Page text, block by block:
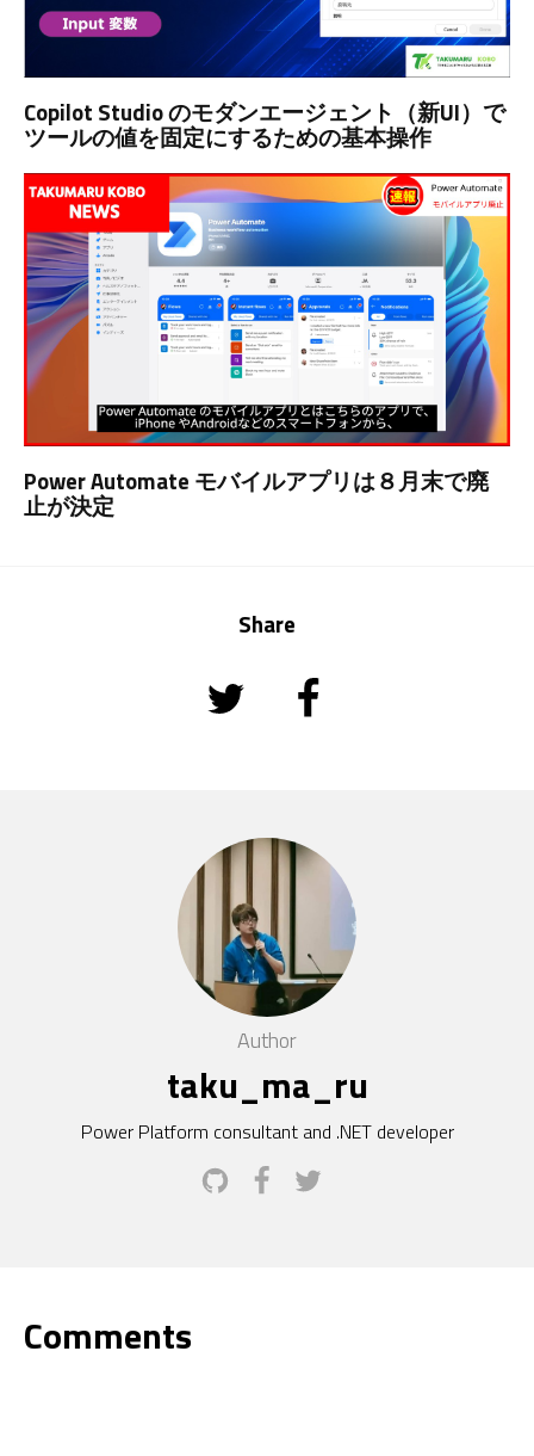
Copilot Studio のモダンエージェント（新UI）で
ツールの値を固定にするための基本操作
Power Automate モバイルアプリは８月末で廃
止が決定
Share
Author
taku_ma_ru
Power Platform consultant and .NET developer
Comments